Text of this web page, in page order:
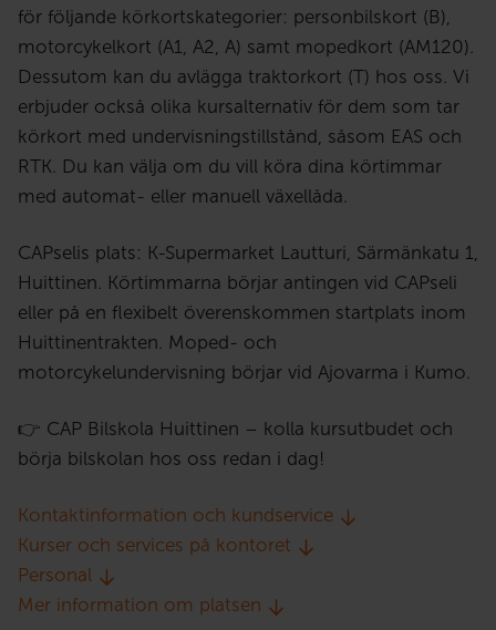
för följande körkortskategorier: personbilskort (B),
motorcykelkort (A1, A2, A) samt mopedkort (AM120).
Dessutom kan du avlägga traktorkort (T) hos oss. Vi
erbjuder också olika kursalternativ för dem som tar
körkort med undervisningstillstånd, såsom EAS och
RTK. Du kan välja om du vill köra dina körtimmar
med automat- eller manuell växellåda.
CAPselis plats: K-Supermarket Lautturi, Särmänkatu 1,
Huittinen. Körtimmarna börjar antingen vid CAPseli
eller på en flexibelt överenskommen startplats inom
Huittinentrakten. Moped- och
motorcykelundervisning börjar vid Ajovarma i Kumo.
👉 CAP Bilskola Huittinen – kolla kursutbudet och
börja bilskolan hos oss redan i dag!
Kontaktinformation och kundservice
Kurser och services på kontoret
Personal
Mer information om platsen